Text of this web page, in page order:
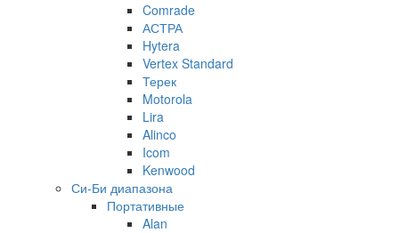
Comrade
АСТРА
Hytera
Vertex Standard
Терек
Motorola
Lira
Alinco
Icom
Kenwood
Си-Би диапазона
Портативные
Alan